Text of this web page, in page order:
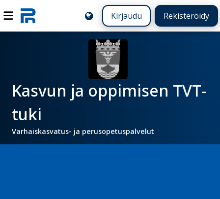
Kirjaudu Rekisteröidy
Kasvun ja oppimisen TVT-
tuki
Varhaiskasvatus- ja perusopetuspalvelut